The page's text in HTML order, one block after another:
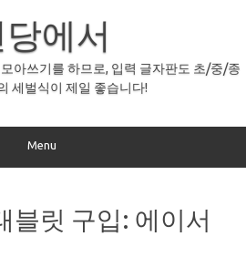
당에서
아쓰기를 하므로, 입력 글자판도 초/중/종
세벌식이 제일 좋습니다!
Menu
블릿 구입: 에이서